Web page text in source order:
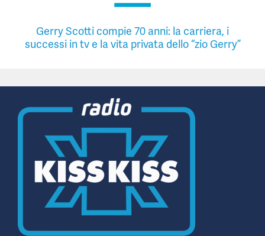
Gerry Scotti compie 70 anni: la carriera, i
successi in tv e la vita privata dello “zio Gerry”